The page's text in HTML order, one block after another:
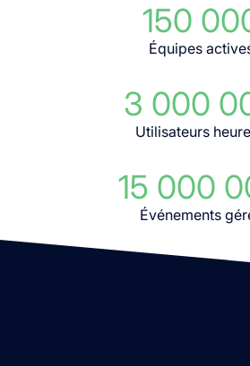
150
Équipes
3 000
Utilisateurs
15 000
Événements